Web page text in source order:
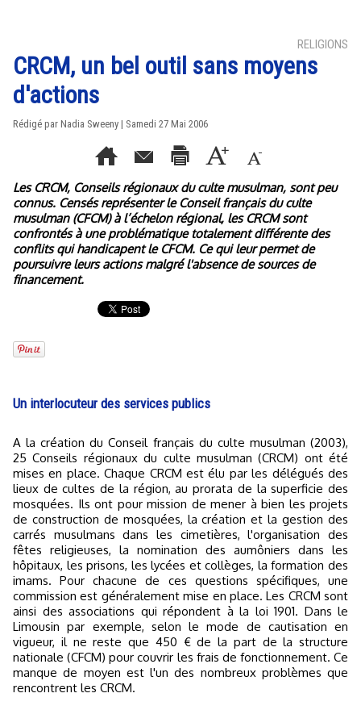
RELIGIONS
CRCM, un bel outil sans moyens
d'actions
Rédigé par Nadia Sweeny | Samedi 27 Mai 2006
Les CRCM, Conseils régionaux du culte musulman, sont peu
connus. Censés représenter le Conseil français du culte
musulman (CFCM) à l’échelon régional, les CRCM sont
confrontés à une problématique totalement différente des
conflits qui handicapent le CFCM. Ce qui leur permet de
poursuivre leurs actions malgré l'absence de sources de
financement.
Un interlocuteur des services publics
A la création du Conseil français du culte musulman (2003),
25 Conseils régionaux du culte musulman (CRCM) ont été
mises en place. Chaque CRCM est élu par les délégués des
lieux de cultes de la région, au prorata de la superficie des
mosquées. Ils ont pour mission de mener à bien les projets
de construction de mosquées, la création et la gestion des
carrés musulmans dans les cimetières, l'organisation des
fêtes religieuses, la nomination des aumôniers dans les
hôpitaux, les prisons, les lycées et collèges, la formation des
imams. Pour chacune de ces questions spécifiques, une
commission est généralement mise en place. Les CRCM sont
ainsi des associations qui répondent à la loi 1901. Dans le
Limousin par exemple, selon le mode de cautisation en
vigueur, il ne reste que 450 € de la part de la structure
nationale (CFCM) pour couvrir les frais de fonctionnement. Ce
manque de moyen est l'un des nombreux problèmes que
rencontrent les CRCM.